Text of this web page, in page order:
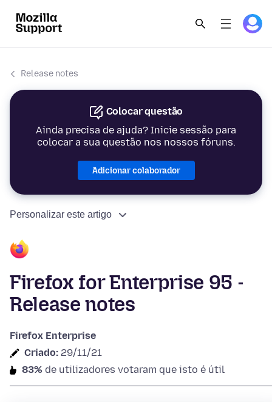
Release notes
Colocar questão
Ainda precisa de ajuda? Inicie sessão para
colocar a sua questão nos nossos fóruns.
Adicionar colaborador
Personalizar este artigo
Firefox for Enterprise 95 -
Release notes
Firefox Enterprise
Criado: 29/11/21
83% de utilizadores votaram que isto é útil